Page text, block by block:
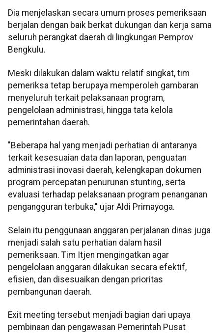
Dia menjelaskan secara umum proses pemeriksaan
berjalan dengan baik berkat dukungan dan kerja sama
seluruh perangkat daerah di lingkungan Pemprov
Bengkulu.
Meski dilakukan dalam waktu relatif singkat, tim
pemeriksa tetap berupaya memperoleh gambaran
menyeluruh terkait pelaksanaan program,
pengelolaan administrasi, hingga tata kelola
pemerintahan daerah.
"Beberapa hal yang menjadi perhatian di antaranya
terkait kesesuaian data dan laporan, penguatan
administrasi inovasi daerah, kelengkapan dokumen
program percepatan penurunan stunting, serta
evaluasi terhadap pelaksanaan program penanganan
pengangguran terbuka," ujar Aldi Primayoga.
Selain itu penggunaan anggaran perjalanan dinas juga
menjadi salah satu perhatian dalam hasil
pemeriksaan. Tim Itjen mengingatkan agar
pengelolaan anggaran dilakukan secara efektif,
efisien, dan disesuaikan dengan prioritas
pembangunan daerah.
Exit meeting tersebut menjadi bagian dari upaya
pembinaan dan pengawasan Pemerintah Pusat